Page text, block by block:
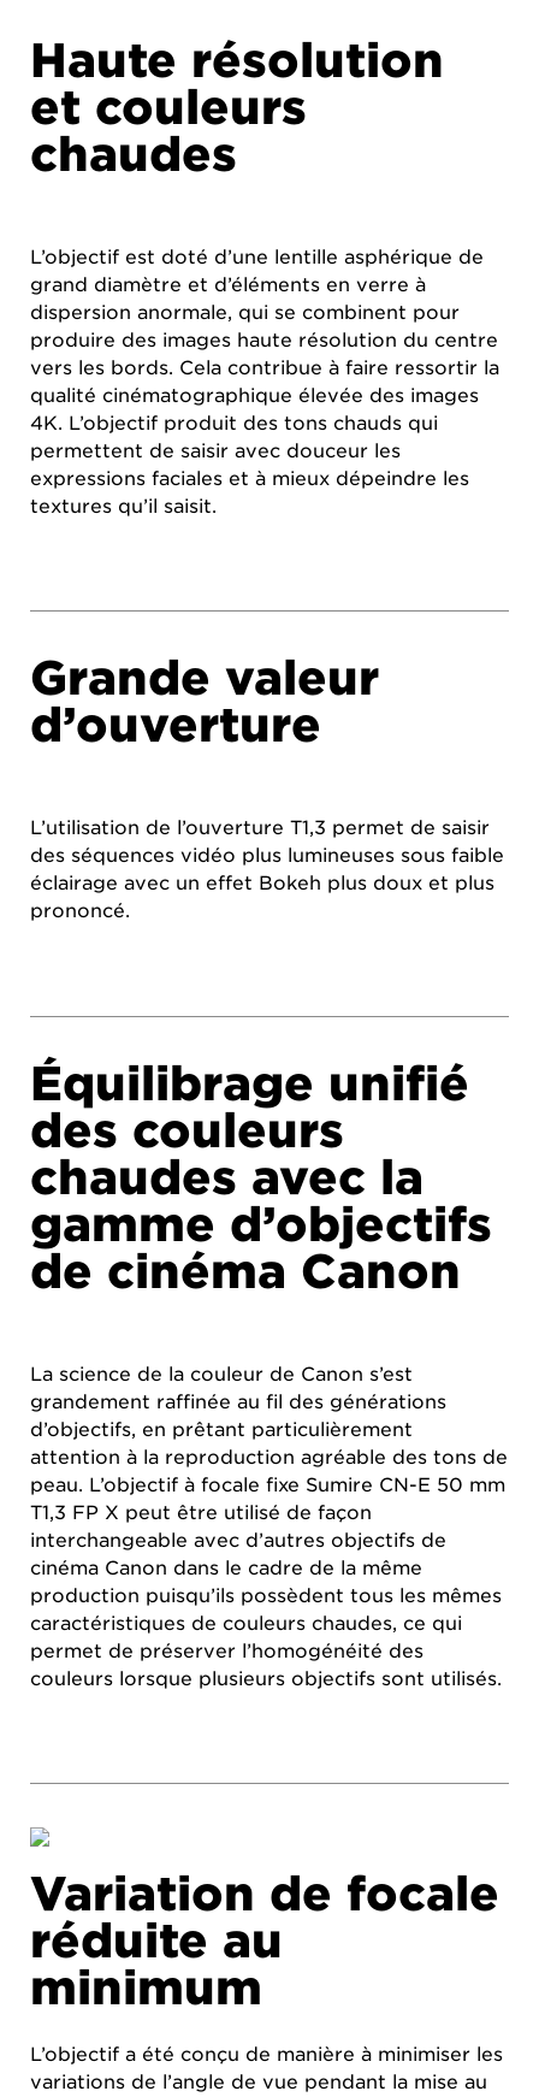
Haute résolution
et couleurs
chaudes
L’objectif est doté d’une lentille asphérique de
grand diamètre et d’éléments en verre à
dispersion anormale, qui se combinent pour
produire des images haute résolution du centre
vers les bords. Cela contribue à faire ressortir la
qualité cinématographique élevée des images
4K. L’objectif produit des tons chauds qui
permettent de saisir avec douceur les
expressions faciales et à mieux dépeindre les
textures qu’il saisit.
Grande valeur
d’ouverture
L’utilisation de l’ouverture T1,3 permet de saisir
des séquences vidéo plus lumineuses sous faible
éclairage avec un effet Bokeh plus doux et plus
prononcé.
Équilibrage unifié
des couleurs
chaudes avec la
gamme d’objectifs
de cinéma Canon
La science de la couleur de Canon s’est
grandement raffinée au fil des générations
d’objectifs, en prêtant particulièrement
attention à la reproduction agréable des tons de
peau. L’objectif à focale fixe Sumire CN-E 50 mm
T1,3 FP X peut être utilisé de façon
interchangeable avec d’autres objectifs de
cinéma Canon dans le cadre de la même
production puisqu’ils possèdent tous les mêmes
caractéristiques de couleurs chaudes, ce qui
permet de préserver l’homogénéité des
couleurs lorsque plusieurs objectifs sont utilisés.
Variation de focale
réduite au
minimum
L’objectif a été conçu de manière à minimiser les
variations de l’angle de vue pendant la mise au